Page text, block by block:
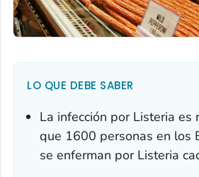
LO QUE DEBE SABER
La infección por Listeria es
que 1600 personas en los
se enferman por Listeria